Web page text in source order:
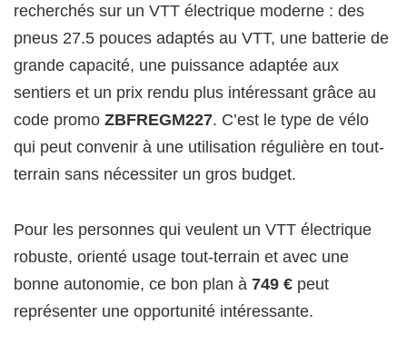
recherchés sur un VTT électrique moderne : des
pneus 27.5 pouces adaptés au VTT, une batterie de
grande capacité, une puissance adaptée aux
sentiers et un prix rendu plus intéressant grâce au
code promo ZBFREGM227. C’est le type de vélo
qui peut convenir à une utilisation régulière en tout-
terrain sans nécessiter un gros budget.
Pour les personnes qui veulent un VTT électrique
robuste, orienté usage tout-terrain et avec une
bonne autonomie, ce bon plan à 749 € peut
représenter une opportunité intéressante.